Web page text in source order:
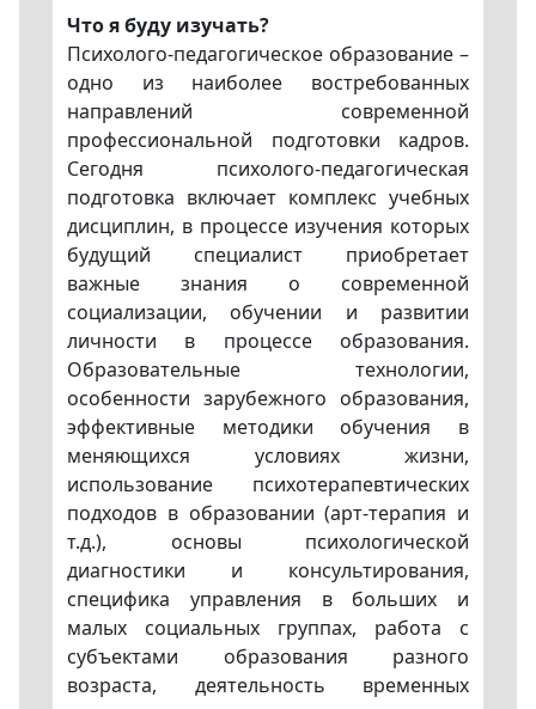
Что я буду изучать?
Психолого-педагогическое образование –
одно из наиболее востребованных
направлений современной
профессиональной подготовки кадров.
Сегодня психолого-педагогическая
подготовка включает комплекс учебных
дисциплин, в процессе изучения которых
будущий специалист приобретает
важные знания о современной
социализации, обучении и развитии
личности в процессе образования.
Образовательные технологии,
особенности зарубежного образования,
эффективные методики обучения в
меняющихся условиях жизни,
использование психотерапевтических
подходов в образовании (арт-терапия и
т.д.), основы психологической
диагностики и консультирования,
специфика управления в больших и
малых социальных группах, работа с
субъектами образования разного
возраста, деятельность временных